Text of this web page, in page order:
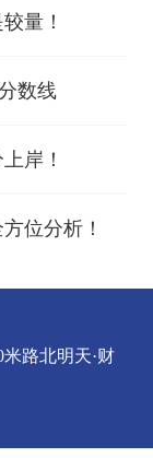
量！
数线
岸！
位分析！
路北明天·财